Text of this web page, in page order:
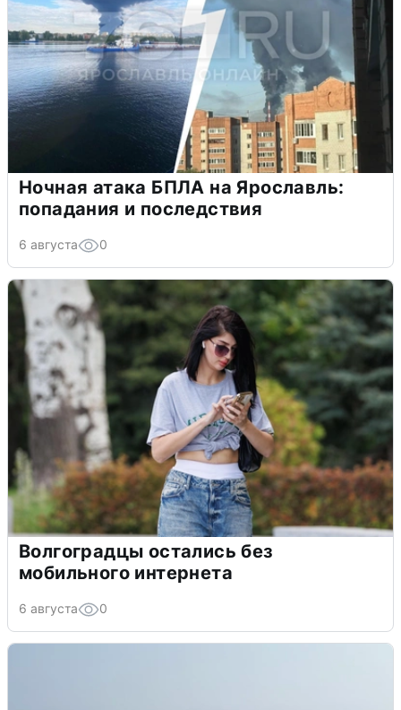
Ночная атака БПЛА на Ярославль:
попадания и последствия
6 августа 0
Волгоградцы остались без
мобильного интернета
6 августа 0